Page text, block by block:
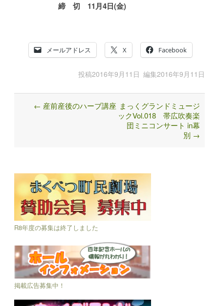
締 切 11月4日(金)
メールアドレス X Facebook
投稿2016年9月11日 編集2016年9月11日
Post
← 産前産後のハーブ講座 まっくグランドミュージ
ックVol.018 帯広吹奏楽
団ミニコンサート in幕
別 →
R8年度の募集は終了しました
掲載広告募集中！